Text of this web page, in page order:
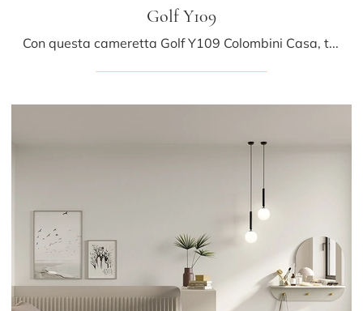
Golf Y109
Con questa cameretta Golf Y109 Colombini Casa, tra le soluzioni su misura, potrai progettare stanze moderne per ragazzi.